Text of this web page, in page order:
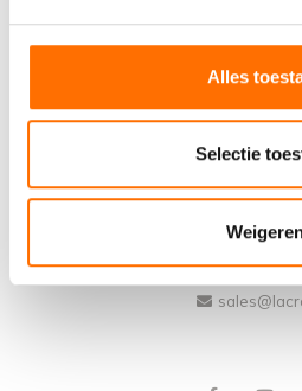
Alles
Selectie
Team
Numéro de la Chambre de
Numéro de TVA :
(+31) 73